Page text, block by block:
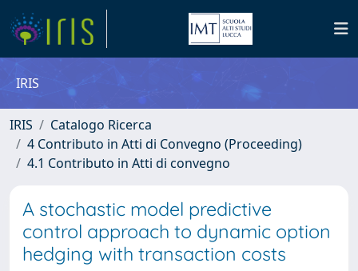
IRIS
IRIS
Catalogo Ricerca
4 Contributo in Atti di Convegno (Proceeding)
4.1 Contributo in Atti di convegno
A stochastic model predictive
control approach to dynamic option
hedging with transaction costs